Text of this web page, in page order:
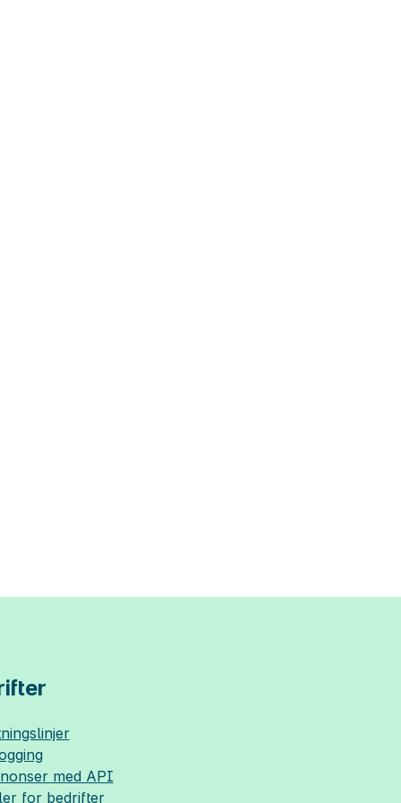
med API
for bedrifter